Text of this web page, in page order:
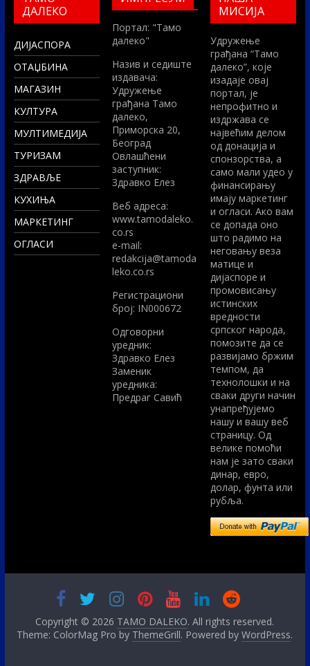
ДАЛЕКО
ДИЈАСПОРА
ОТАЏБИНА
МАГАЗИН
КУЛТУРА
МУЛТИМЕДИЈА
ТУРИЗАМ
ЗДРАВЉЕ
КУХИЊА
МАРКЕТИНГ
ОГЛАСИ
Портал: "Тамо
далеко"
Назив и седиште
издавача:
Удружење
грађана Тамо
далеко,
Приморска 20,
Београд
Овлашћени
заступник:
Здравко Елез
Вeб адреса:
www.tamodaleko.
co.rs
e-mail:
redakcija@tamoda
leko.co.rs
Регистрациони
број: IN000672
Одговорни
уредник:
Здравко Елез
Заменик
уредника:
Предраг Савић
МИСИЈА
Удружење
грађана “Тамо
далеко”, које
изадаје овај
портал, је
непрофитно и
издржава се
највећим делом
од донација и
спонзорства, а
само мали удео у
финансирању
имају маркетинг
и огласи. Ако вам
се допада оно
што радимо на
неговању веза
матице и
дијаспоре и
промовисању
истинских
вредности
српског народа,
помозите да се
развијамо бржим
темпом, да
технолошки и на
сваки други начин
унапређујемо
нашу и вашу веб
страницу. Од
велике помоћи
нам је зато сваки
динар, евро,
долар, фунта или
рубља.
Copyright © 2026 TAMO DALEKO. All rights reserved.
Theme: ColorMag Pro by ThemeGrill. Powered byWordPress.